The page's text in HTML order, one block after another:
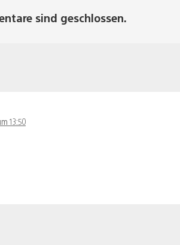
sind geschlossen.
13:50